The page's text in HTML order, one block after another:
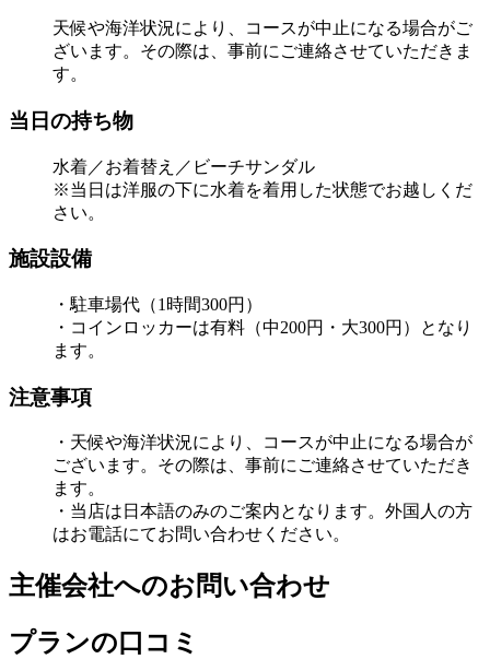
天候や海洋状況により、コースが中止になる場合がご
ざいます。その際は、事前にご連絡させていただきま
す。
当日の持ち物
水着／お着替え／ビーチサンダル
※当日は洋服の下に水着を着用した状態でお越しくだ
さい。
施設設備
・駐車場代（1時間300円）
・コインロッカーは有料（中200円・大300円）となり
ます。
注意事項
・天候や海洋状況により、コースが中止になる場合が
ございます。その際は、事前にご連絡させていただき
ます。
・当店は日本語のみのご案内となります。外国人の方
はお電話にてお問い合わせください。
主催会社へのお問い合わせ
プランの口コミ